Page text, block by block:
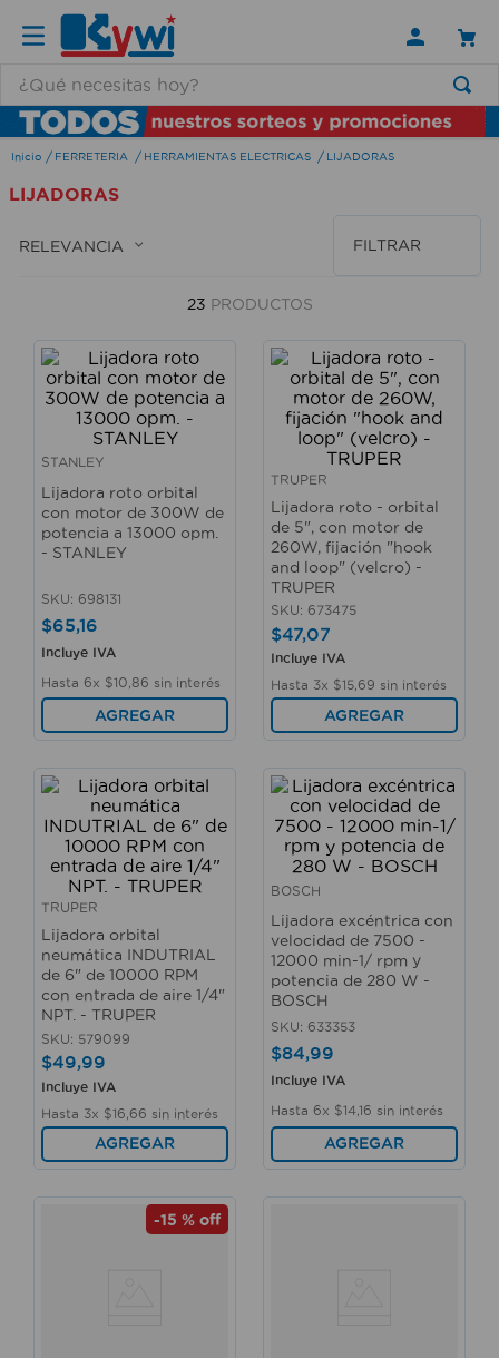
FERRETERIA HERRAMIENTAS ELECTRICAS LIJADORAS
LIJADORAS
RELEVANCIA FILTRAR
23 PRODUCTOS
STANLEY
Lijadora roto orbital
con motor de 300W de
potencia a 13000 opm.
- STANLEY
SKU: 698131
$65,16
Incluye IVA
Hasta 6x $10 86 sin interés
AGREGAR
TRUPER
Lijadora roto - orbital
de 5", con motor de
260W, fijación "hook
and loop" (velcro) -
TRUPER
SKU: 673475
$47,07
Incluye IVA
Hasta 3x $15 69 sin interés
AGREGAR
TRUPER
Lijadora orbital
neumática INDUTRIAL
de 6" de 10000 RPM
con entrada de aire 1/4"
NPT. - TRUPER
SKU: 579099
$49,99
Incluye IVA
Hasta 3x $16 66 sin interés
AGREGAR
BOSCH
Lijadora excéntrica con
velocidad de 7500 -
12000 min-1/ rpm y
potencia de 280 W -
BOSCH
SKU: 633353
$84,99
Incluye IVA
Hasta 6x $1416 sin interés
AGREGAR
-15 % off
TÉRMINOS MÁS BUSCADOS
1.
lamparas
2.
ducha
3.
silla
organizador
aspiradora
cerradura
sillas